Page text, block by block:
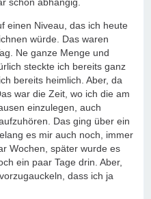
einen Niveau, das ich heute
würde. Das waren
Ne ganze Menge und
steckte ich bereits ganz
bereits heimlich. Aber, da
war die Zeit, wo ich die am
einzulegen, auch
Das ging über ein
es mir auch noch, immer
Wochen, später wurde es
ein paar Tage drin. Aber,
dass ich ja